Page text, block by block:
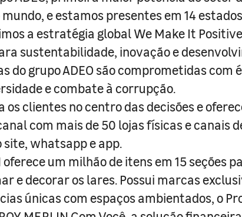
e estamos presentes em 14 estados
a estratégia global We Make It
sustentabilidade, inovação e
do grupo ADEO são comprometidas com
e combate à corrupção.
os clientes no centro das decisões e
com mais de 50 lojas físicas e canais
whatsapp e app.
oferece um milhão de itens em 15 seções
e decorar os lares. Possui marcas
únicas com espaços ambientados, o